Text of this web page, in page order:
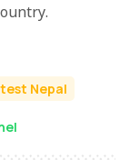
Nepal